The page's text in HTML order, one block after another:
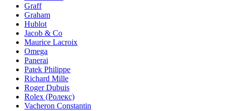
Graff
Graham
Hublot
Jacob & Co
Maurice Lacroix
Omega
Panerai
Patek Philippe
Richard Mille
Roger Dubuis
Rolex (Ролекс)
Vacheron Constantin